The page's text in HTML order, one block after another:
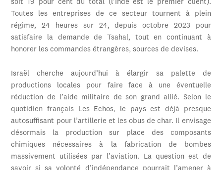
soit 19 pour cent du total (l’Inde est le premier client).
Toutes les entreprises de ce secteur tournent à plein
régime, 24 heures sur 24, depuis octobre 2023 pour
satisfaire la demande de Tsahal, tout en continuant à
honorer les commandes étrangères, sources de devises.
Israël cherche aujourd’hui à élargir sa palette de
productions locales pour faire face à une éventuelle
réduction de l’aide militaire de son grand allié. Selon le
quotidien français Les Echos, le pays est déjà presque
autosuffisant pour l’artillerie et les obus de char. Il envisage
désormais la production sur place des composants
chimiques nécessaires à la fabrication de bombes
massivement utilisées par l’aviation. La question est de